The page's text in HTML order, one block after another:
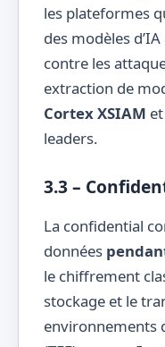
les plateformes
des modèles
contre les
extraction de
Cortex XSIAM et
leaders.
3.3 –
La confidential
données
le chiffrement
stockage et le
environnements